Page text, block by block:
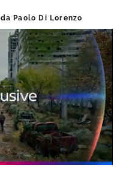
da Paolo Di Lorenzo